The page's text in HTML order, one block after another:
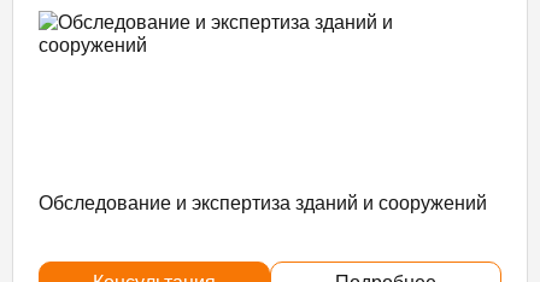
Обследование и экспертиза зданий и сооружений